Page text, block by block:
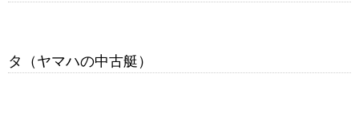
タ（ヤマハの中古艇）